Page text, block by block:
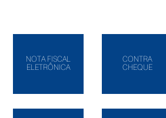
NOTA FISCAL
ELETRÔNICA
CONTRA
CHEQUE